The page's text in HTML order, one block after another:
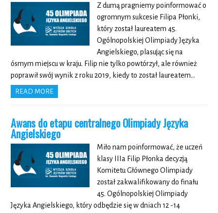
Z dumą pragniemy poinformować o
ogromnym sukcesie Filipa Płonki,
który został laureatem 45.
Ogólnopolskiej Olimpiady Języka
Angielskiego, plasując się na
ósmym miejscu w kraju. Filip nie tylko powtórzył, ale również
poprawił swój wynik z roku 2019, kiedy to został laureatem…
READ MORE
Awans do etapu centralnego Olimpiady Języka
Angielskiego
Miło nam poinformować, że uczeń
klasy IIIa Filip Płonka decyzją
Komitetu Głównego Olimpiady
został zakwalifikowany do finału
45. Ogólnopolskiej Olimpiady
Języka Angielskiego, który odbędzie się w dniach 12 -14